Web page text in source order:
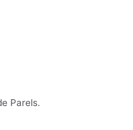
Parels.